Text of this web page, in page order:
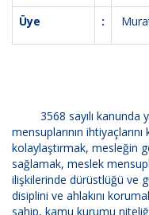
Üye :
3568 sayılı kanunda
mensuplarının
kolaylaştırmak, mesleğin
sağlamak, meslek
ilişkilerinde dürüstlüğü ve
disiplini ve ahlakını
sahip, kamu kurumu